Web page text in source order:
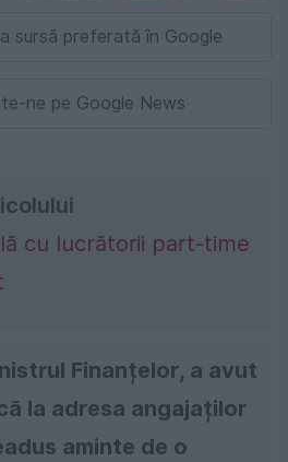
sursă preferată în Google
ne pe Google News
cu lucrătorii part-time
Finanțelor, a avut
la adresa angajaților
aminte de o